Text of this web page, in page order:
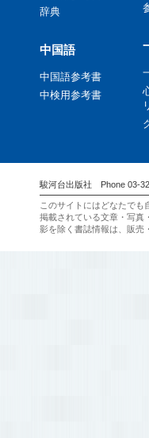
辞典
中国語
中国語参考書
中検用参考書
駿河台出版社 Phone 03-
このサイトにはどなたでも
掲載されている文章・写真
影を除く書誌情報は、販売